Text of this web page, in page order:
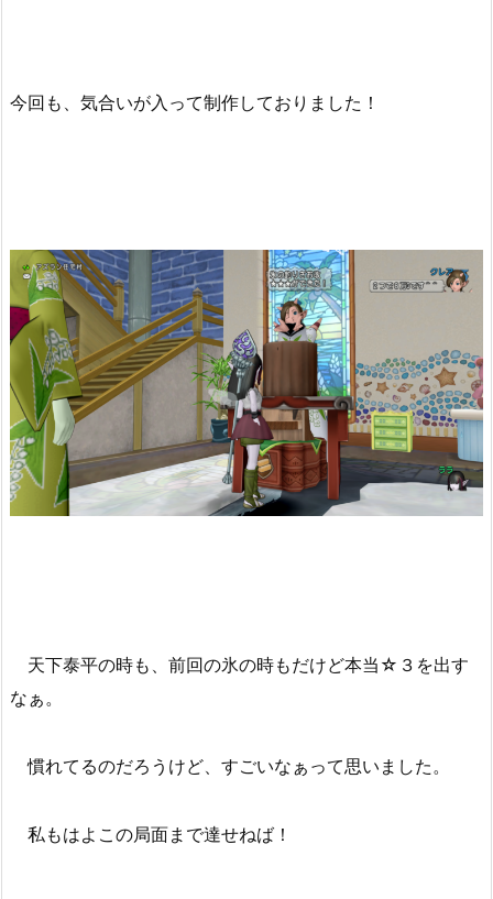
今回も、気合いが入って制作しておりました！
天下泰平の時も、前回の氷の時もだけど本当☆３を出す
なぁ。
慣れてるのだろうけど、すごいなぁって思いました。
私もはよこの局面まで達せねば！